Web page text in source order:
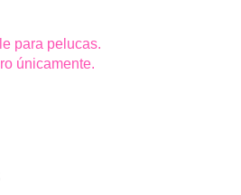
para pelucas.
únicamente.